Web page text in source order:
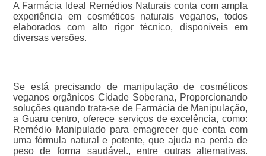
A Farmácia Ideal Remédios Naturais conta com ampla
experiência em cosméticos naturais veganos, todos
elaborados com alto rigor técnico, disponíveis em
diversas versões.
Se está precisando de manipulação de cosméticos
veganos orgânicos Cidade Soberana, Proporcionando
soluções quando trata-se de Farmácia de Manipulação,
a Guaru centro, oferece serviços de excelência, como:
Remédio Manipulado para emagrecer que conta com
uma fórmula natural e potente, que ajuda na perda de
peso de forma saudável., entre outras alternativas.